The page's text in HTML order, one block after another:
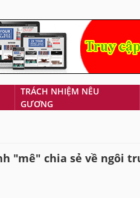
TRÁCH NHIỆM NÊU
GƯƠNG
"mê" chia sẻ về ngôi